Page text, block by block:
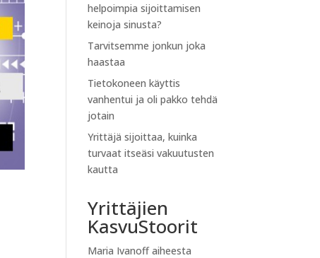
helpoimpia sijoittamisen
keinoja sinusta?
Tarvitsemme jonkun joka
haastaa
Tietokoneen käyttis
vanhentui ja oli pakko tehdä
jotain
Yrittäjä sijoittaa, kuinka
turvaat itseäsi vakuutusten
kautta
Yrittäjien
KasvuStoorit
Maria Ivanoffaiheesta